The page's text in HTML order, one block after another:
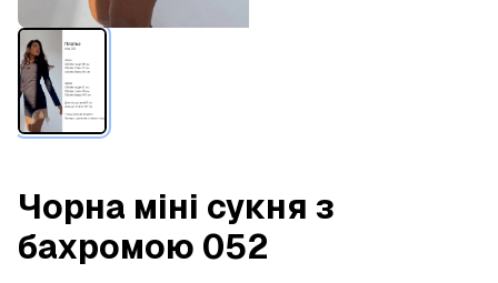
Чорна міні сукня з
бахромою 052